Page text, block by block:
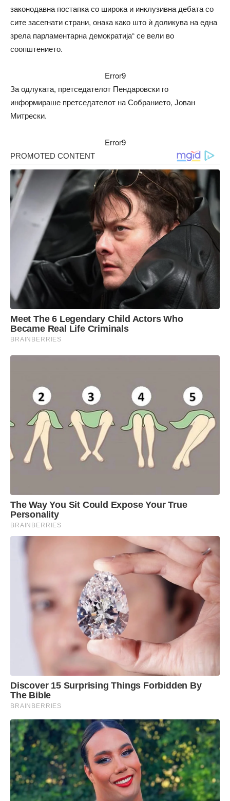
законодавна постапка со широка и инклузивна дебата со
сите засегнати страни, онака како што ѝ доликува на една
зрела парламентарна демократија“ се вели во
соопштението.
Error9
За одлуката, претседателот Пендаровски го
информираше претседателот на Собранието, Јован
Митрески.
Error9